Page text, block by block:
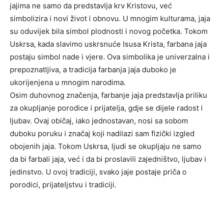
jajima ne samo da predstavlja krv Kristovu, već
simbolizira i novi život i obnovu. U mnogim kulturama, jaja
su oduvijek bila simbol plodnosti i novog početka. Tokom
Uskrsa, kada slavimo uskrsnuće Isusa Krista, farbana jaja
postaju simbol nade i vjere. Ova simbolika je univerzalna i
prepoznatljiva, a tradicija farbanja jaja duboko je
ukorijenjena u mnogim narodima.
Osim duhovnog značenja, farbanje jaja predstavlja priliku
za okupljanje porodice i prijatelja, gdje se dijele radost i
ljubav. Ovaj običaj, iako jednostavan, nosi sa sobom
duboku poruku i značaj koji nadilazi sam fizički izgled
obojenih jaja. Tokom Uskrsa, ljudi se okupljaju ne samo
da bi farbali jaja, već i da bi proslavili zajedništvo, ljubav i
jedinstvo. U ovoj tradiciji, svako jaje postaje priča o
porodici, prijateljstvu i tradiciji.